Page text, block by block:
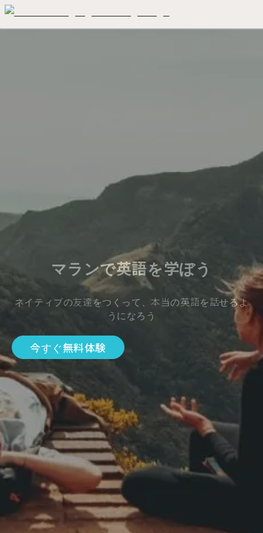
マランで英語を学ぼう
ネイティブの友達をつくって、本当の英語を話せるよ
うになろう
今すぐ無料体験